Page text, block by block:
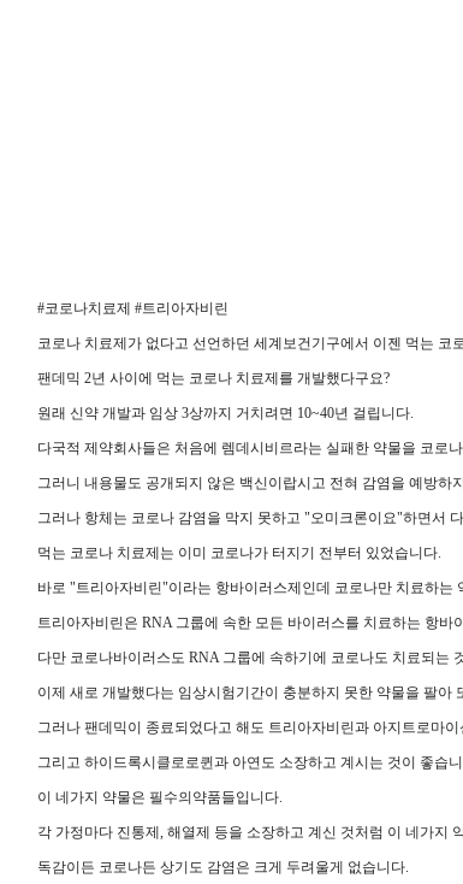
#코로나치료제 #트리아자비린
코로나 치료제가 없다고 선언하던 세계보건기구에서 이젠 먹는 코
팬데믹 2년 사이에 먹는 코로나 치료제를 개발했다구요?
원래 신약 개발과 임상 3상까지 거치려면 10~40년 걸립니다.
다국적 제약회사들은 처음에 렘데시비르라는 실패한 약물을 코로
그러니 내용물도 공개되지 않은 백신이랍시고 전혀 감염을 예방하
그러나 항체는 코로나 감염을 막지 못하고 "오미크론이요"하면서
먹는 코로나 치료제는 이미 코로나가 터지기 전부터 있었습니다.
바로 "트리아자비린"이라는 항바이러스제인데 코로나만 치료하는
트리아자비린은 RNA 그룹에 속한 모든 바이러스를 치료하는 항바
다만 코로나바이러스도 RNA 그룹에 속하기에 코로나도 치료되는
이제 새로 개발했다는 임상시험기간이 충분하지 못한 약물을 팔
그러나 팬데믹이 종료되었다고 해도 트리아자비린과 아지트로마
그리고 하이드록시클로로퀸과 아연도 소장하고 계시는 것이 좋습
이 네가지 약물은 필수의약품들입니다.
각 가정마다 진통제, 해열제 등을 소장하고 계신 것처럼 이 네가지
독감이든 코로나든 상기도 감염은 크게 두려울게 없습니다.